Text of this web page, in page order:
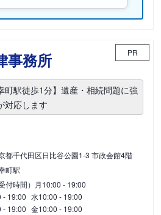
事務所 PR
町駅徒歩1分】遺産・相続問題に強
対応します
都千代田区日比谷公園1-3 市政会館4階
町駅
付時間） 月10:00 - 19:00
- 19:00 水10:00 - 19:00
- 19:00 金10:00 - 19:00